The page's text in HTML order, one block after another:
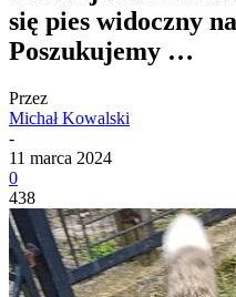
się pies widoczny
Poszukujemy …
Przez
Michał Kowalski
-
11 marca 2024
0
438